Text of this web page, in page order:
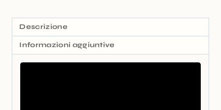
Descrizione
Informazioni aggiuntive